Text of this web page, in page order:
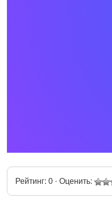
Рейтинг: 0 · Оценить: